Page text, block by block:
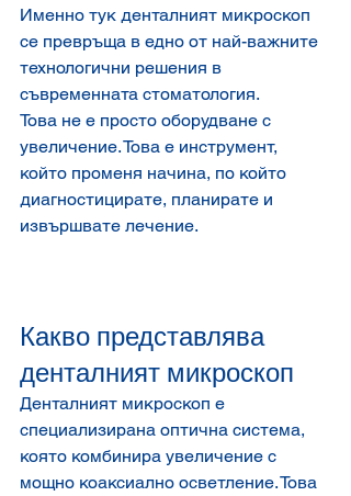
Именно тук денталният микроскоп
се превръща в едно от най-важните
технологични решения в
съвременната стоматология.
Това не е просто оборудване с
увеличение. Това е инструмент,
който променя начина, по който
диагностицирате, планирате и
извършвате лечение.
Какво представлява
денталният микроскоп
Денталният микроскоп е
специализирана оптична система,
която комбинира увеличение с
мощно коаксиално осветление. Това